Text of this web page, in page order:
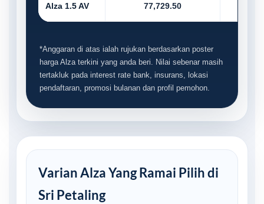
Alza 1.5 AV 77,729.50
*Anggaran di atas ialah rujukan berdasarkan poster
harga Alza terkini yang anda beri. Nilai sebenar masih
tertakluk pada interest rate bank, insurans, lokasi
pendaftaran, promosi bulanan dan profil pemohon.
Varian Alza Yang Ramai Pilih di
Sri Petaling